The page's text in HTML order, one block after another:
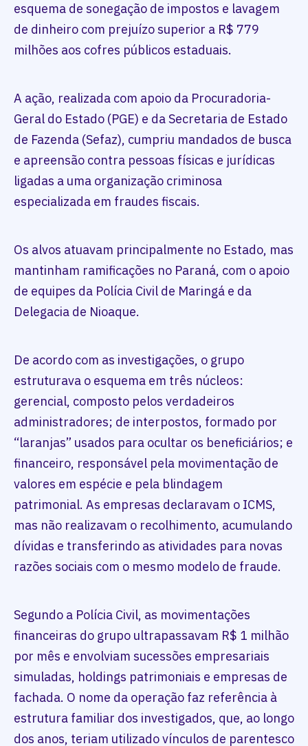
esquema de sonegação de impostos e lavagem
de dinheiro com prejuízo superior a R$ 779
milhões aos cofres públicos estaduais.
A ação, realizada com apoio da Procuradoria-
Geral do Estado (PGE) e da Secretaria de Estado
de Fazenda (Sefaz), cumpriu mandados de busca
e apreensão contra pessoas físicas e jurídicas
ligadas a uma organização criminosa
especializada em fraudes fiscais.
Os alvos atuavam principalmente no Estado, mas
mantinham ramificações no Paraná, com o apoio
de equipes da Polícia Civil de Maringá e da
Delegacia de Nioaque.
De acordo com as investigações, o grupo
estruturava o esquema em três núcleos:
gerencial, composto pelos verdadeiros
administradores; de interpostos, formado por
“laranjas” usados para ocultar os beneficiários; e
financeiro, responsável pela movimentação de
valores em espécie e pela blindagem
patrimonial. As empresas declaravam o ICMS,
mas não realizavam o recolhimento, acumulando
dívidas e transferindo as atividades para novas
razões sociais com o mesmo modelo de fraude.
Segundo a Polícia Civil, as movimentações
financeiras do grupo ultrapassavam R$ 1 milhão
por mês e envolviam sucessões empresariais
simuladas, holdings patrimoniais e empresas de
fachada. O nome da operação faz referência à
estrutura familiar dos investigados, que, ao longo
dos anos, teriam utilizado vínculos de parentesco